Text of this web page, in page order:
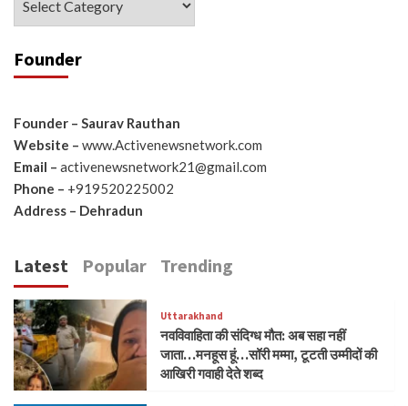
Founder
Founder – Saurav Rauthan
Website – www.Activenewsnetwork.com
Email – activenewsnetwork21@gmail.com
Phone – +919520225002
Address – Dehradun
Latest Popular Trending
Uttarakhand
नवविवाहिता की संदिग्ध मौत: अब सहा नहीं
जाता…मनहूस हूं…सॉरी मम्मा, टूटती उम्मीदों की
आखिरी गवाही देते शब्द